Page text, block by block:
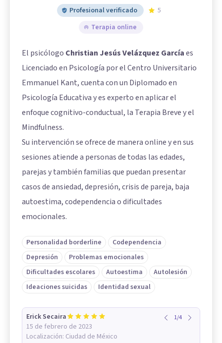
Profesional verificado
5
Terapia online
El psicólogo Christian Jesús Velázquez Garcíaes
Licenciado en Psicología por el Centro Universitario
Emmanuel Kant, cuenta con un Diplomado en
Psicología Educativa y es experto en aplicar el
enfoque cognitivo-conductual, la Terapia Breve y el
Mindfulness.
Su intervención se ofrece de manera online y en sus
sesiones atiende a personas de todas las edades,
parejas y también familias que puedan presentar
casos de ansiedad, depresión, crisis de pareja, baja
autoestima, codependencia o dificultades
emocionales.
Personalidad borderline
Codependencia
Depresión
Problemas emocionales
Dificultades escolares
Autoestima
Autolesión
Ideaciones suicidas
Identidad sexual
Erick Secaira
15 de febrero de 2023
Localización: Ciudad de México
1/4